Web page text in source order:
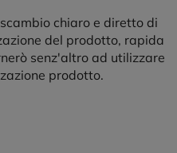
chiaro e diretto di
del prodotto, rapida
senz'altro ad utilizzare
prodotto.